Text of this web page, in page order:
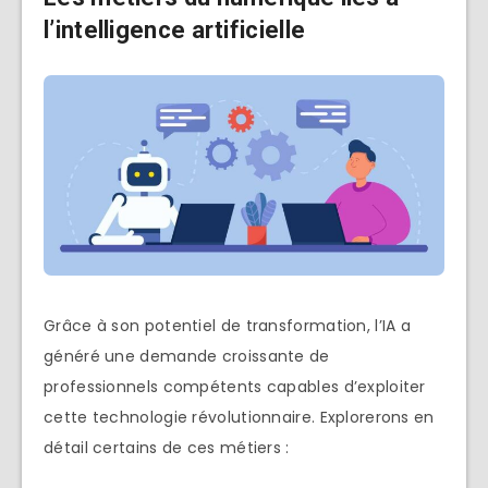
l’intelligence artificielle
Grâce à son potentiel de transformation, l’IA a
généré une demande croissante de
professionnels compétents capables d’exploiter
cette technologie révolutionnaire. Explorerons en
détail certains de ces métiers :